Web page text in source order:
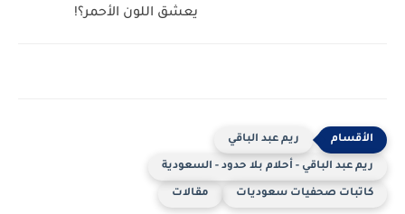
يعشق اللون الأحمر؟!
ريم عبد الباقي
ريم عبد الباقي - أحلام بلا حدود - السعودية
كاتبات صحفيات سعوديات مقالات